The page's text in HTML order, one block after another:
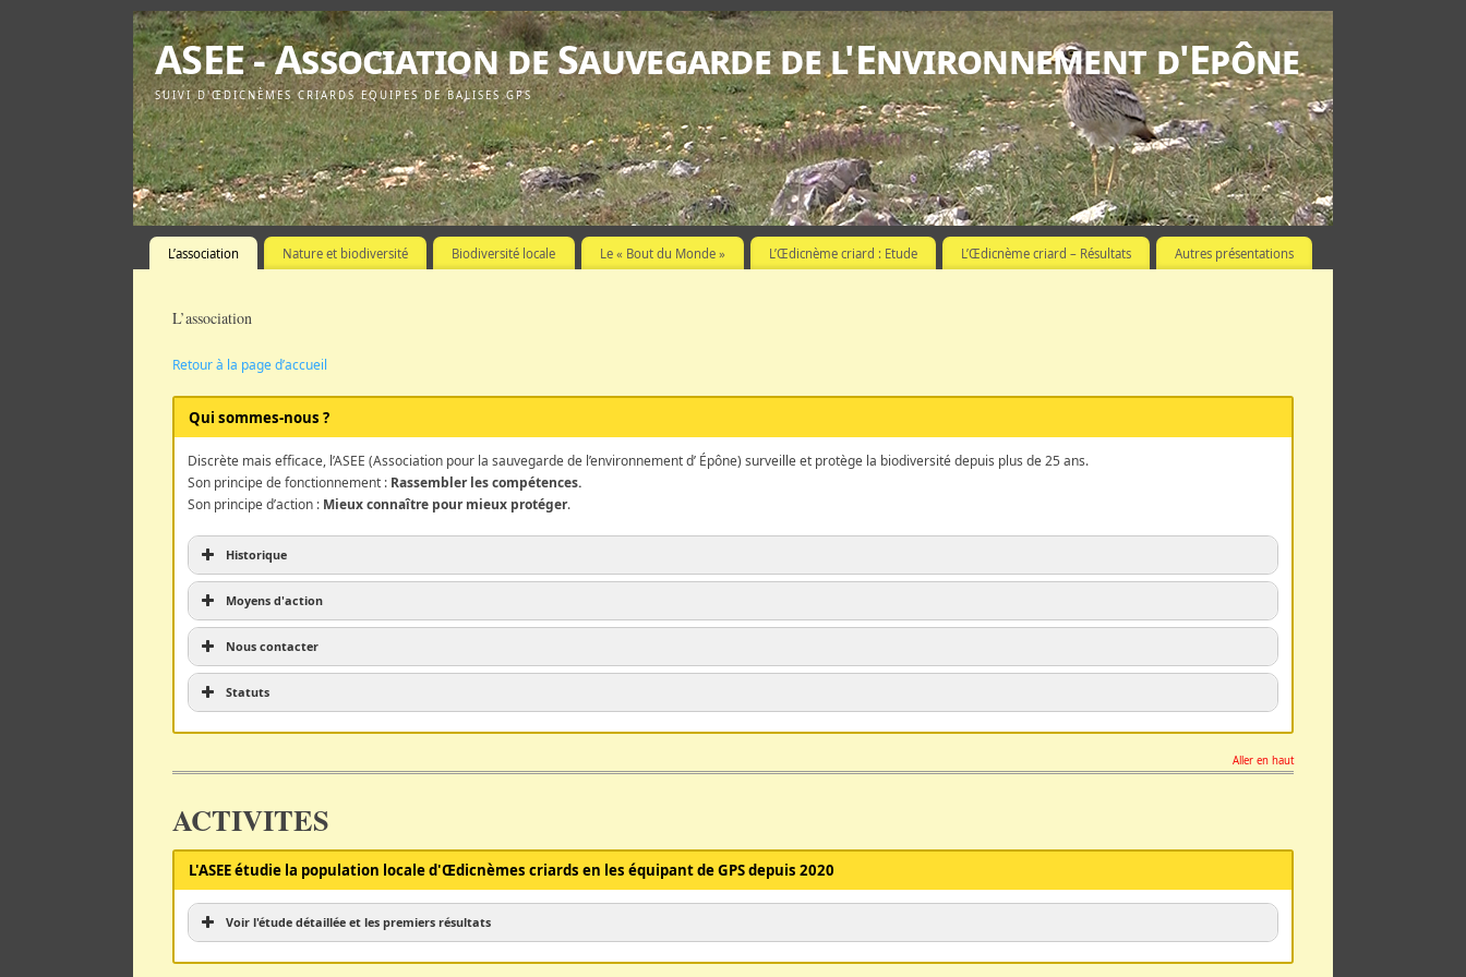
ASEE - Association de Sauvegarde de l'Environnement d'Epône
SUIVI D'ŒDICNÈMES CRIARDS EQUIPES DE BALISES GPS
L’association Nature et biodiversité Biodiversité locale Le « Bout du Monde » L’Œdicnème criard : Etude L’Œdicnème criard – Résultats Autres présentations
L’association
Retour à la page d’accueil
Qui sommes-nous ?
Discrète mais efficace, l’ASEE (Association pour la sauvegarde de l’environnement d’ Épône) surveille et protège la biodiversité depuis plus de 25 ans.
Son principe de fonctionnement : Rassembler les compétences.
Son principe d’action : Mieux connaître pour mieux protéger.
Historique
CAPESA
Moyens d'action
Nous contacter
Statuts
Aller en haut
ACTIVITES
L'ASEE étudie la population locale d'Œdicnèmes criards en les équipant de GPS depuis 2020
Voir l'étude détaillée et les premiers résultats